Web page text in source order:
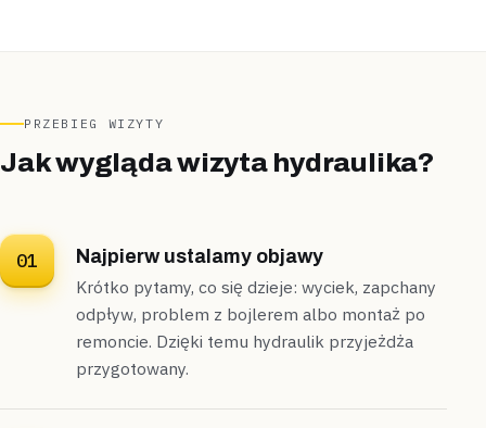
namierzyliśmy nieszczelność za obudową pionu,
Źródło znalezione 1 wizyta
Wieliszew szeregowiec
„Woda w garażu szeregowca cofała się z kratki
przy każdym większym deszczu.”
WUKO oczyściliśmy pion zbiorczy i przepłukaliśmy
podejście do kratki, odpływ naprawiliśmy bez
naruszania zabudowy
Naprawione Bez rozbierania zabudowy
PRZEBIEG WIZYTY
Jak wygląda wizyta hydraulika?
01
Najpierw ustalamy objawy
Krótko pytamy, co się dzieje: wyciek, zapchany
odpływ, problem z bojlerem albo montaż po
remoncie. Dzięki temu hydraulik przyjeżdża
przygotowany.